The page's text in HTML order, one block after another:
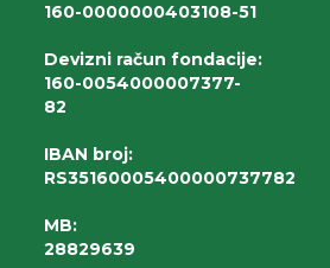
160-0000000403108-51
Devizni račun fondacije:
160-0054000007377-
82
IBAN broj:
RS35160005400000737782
MB:
28829639